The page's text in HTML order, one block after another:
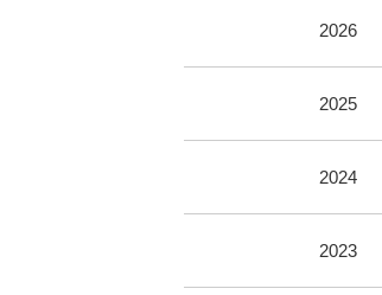
2026
2025
2024
2023